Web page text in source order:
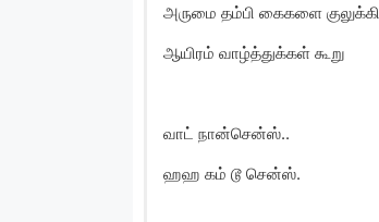
அருமை தம்பி கைகளை குலுக்கி
ஆயிரம் வாழ்த்துக்கள் கூறு
வாட் நான்சென்ஸ்..
ஹஹ கம் டூ சென்ஸ்.